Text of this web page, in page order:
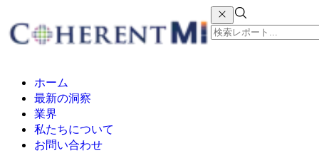
ホーム
最新の洞察
業界
私たちについて
お問い合わせ